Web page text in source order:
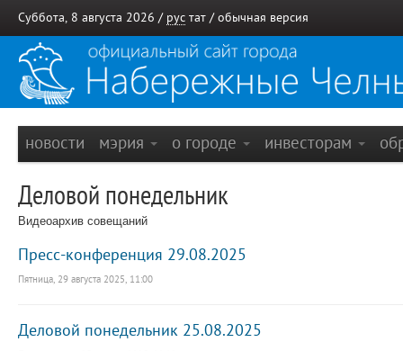
Суббота, 8 августа 2026 / рус тат / обычная версия
новости мэрия о городе инвесторам
Деловой понедельник
Видеоархив совещаний
Пресс-конференция 29.08.2025
Пятница, 29 августа 2025, 11:00
Деловой понедельник 25.08.2025